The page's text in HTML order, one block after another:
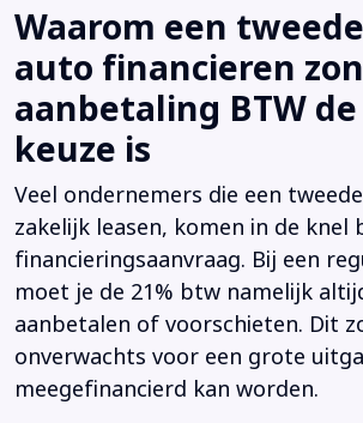
Waarom een
auto financieren
aanbetaling BTW
keuze is
Veel ondernemers die een
zakelijk leasen, komen in de knel
financieringsaanvraag. Bij een
moet je de 21% btw namelijk
aanbetalen of voorschieten. Dit
onverwachts voor een grote
meegefinancierd kan worden.